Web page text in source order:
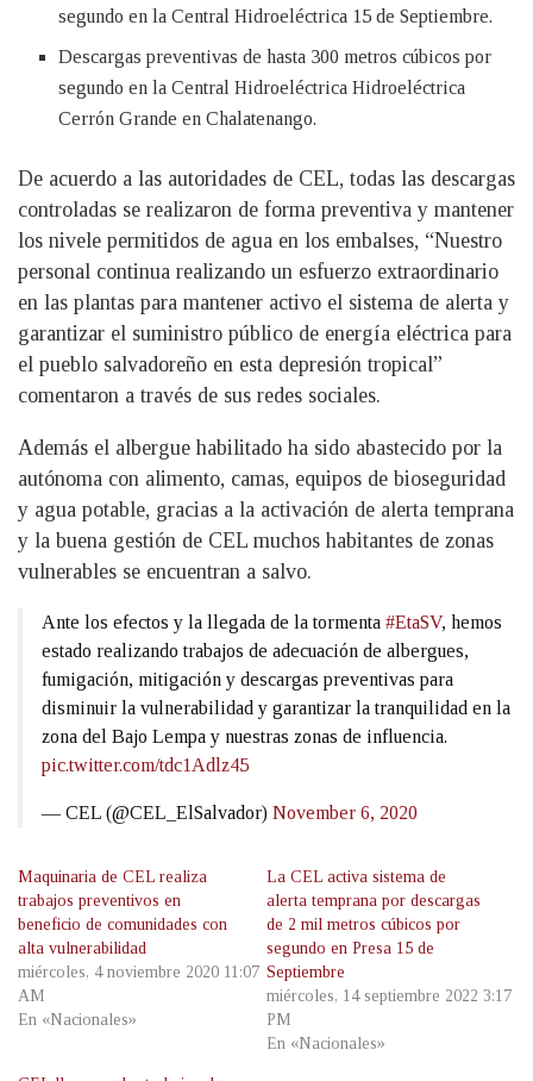
segundo en la Central Hidroeléctrica 15 de Septiembre.
Descargas preventivas de hasta 300 metros cúbicos por
segundo en la Central Hidroeléctrica Hidroeléctrica
Cerrón Grande en Chalatenango.
De acuerdo a las autoridades de CEL, todas las descargas
controladas se realizaron de forma preventiva y mantener
los nivele permitidos de agua en los embalses, “Nuestro
personal continua realizando un esfuerzo extraordinario
en las plantas para mantener activo el sistema de alerta y
garantizar el suministro público de energía eléctrica para
el pueblo salvadoreño en esta depresión tropical”
comentaron a través de sus redes sociales.
Además el albergue habilitado ha sido abastecido por la
autónoma con alimento, camas, equipos de bioseguridad
y agua potable, gracias a la activación de alerta temprana
y la buena gestión de CEL muchos habitantes de zonas
vulnerables se encuentran a salvo.
Ante los efectos y la llegada de la tormenta #EtaSV, hemos
estado realizando trabajos de adecuación de albergues,
fumigación, mitigación y descargas preventivas para
disminuir la vulnerabilidad y garantizar la tranquilidad en la
zona del Bajo Lempa y nuestras zonas de influencia.
pic.twitter.com/tdc1Adlz45
— CEL (@CEL_ElSalvador) November 6, 2020
Maquinaria de CEL realiza
trabajos preventivos en
beneficio de comunidades con
alta vulnerabilidad
miércoles, 4 noviembre 2020 11:07
AM
En «Nacionales»
La CEL activa sistema de
alerta temprana por descargas
de 2 mil metros cúbicos por
segundo en Presa 15 de
Septiembre
miércoles, 14 septiembre 2022 3:17
PM
En «Nacionales»